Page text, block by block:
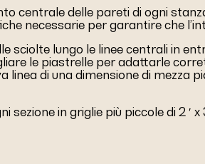
centrale delle pareti di ogni
necessarie per garantire che
sciolte lungo le linee centrali in
le piastrelle per adattarle
di una dimensione di mezza
sezione in griglie più piccole di 2